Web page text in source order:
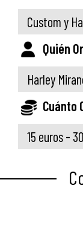
Custom y
Quién
Harley
Cuánto
15 euros -